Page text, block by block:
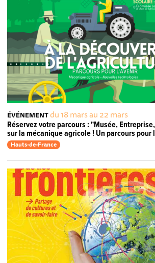
ÉVÉNEMENTdu 18 mars au 22 mars
Réservez votre parcours : "Musée,
sur la mécanique agricole ! Un parcours pour
Hauts-de-France